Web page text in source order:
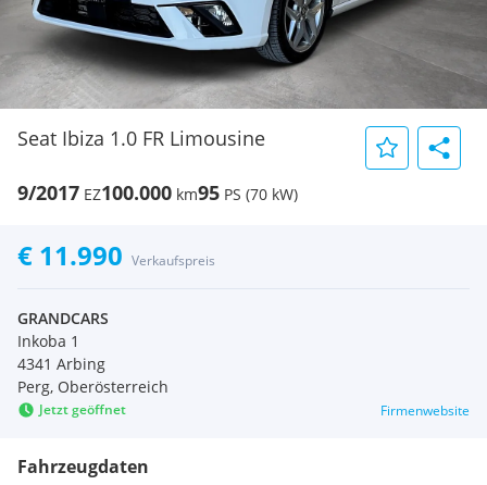
Seat Ibiza 1.0 FR Limousine
9/2017 EZ100.000 km95 PS (70 kW)
€ 11.990 Verkaufspreis
GRANDCARS
Inkoba 1
4341 Arbing
Perg, Oberösterreich
Jetzt geöffnet Firmenwebsite
Fahrzeugdaten